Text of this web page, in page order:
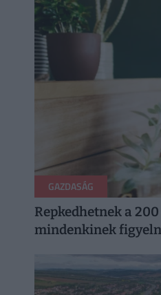
GAZDASÁG
Repkedhetnek a
mindenkinek